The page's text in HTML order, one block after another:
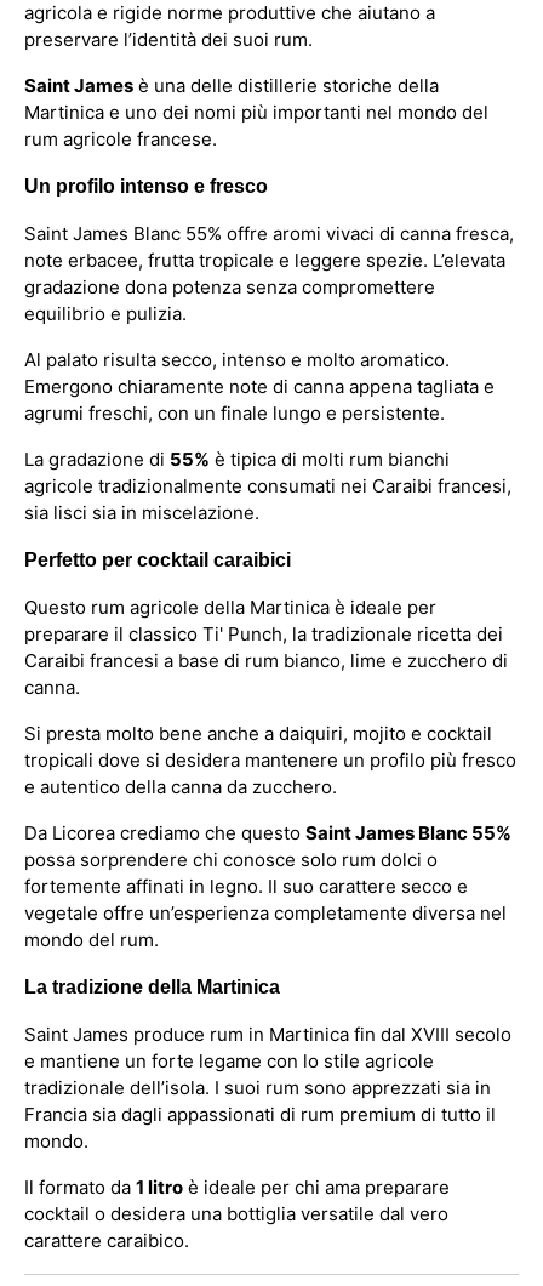
agricola e rigide norme produttive che aiutano a
preservare l’identità dei suoi rum.
Saint James è una delle distillerie storiche della
Martinica e uno dei nomi più importanti nel mondo del
rum agricole francese.
Un profilo intenso e fresco
Saint James Blanc 55% offre aromi vivaci di canna fresca,
note erbacee, frutta tropicale e leggere spezie. L’elevata
gradazione dona potenza senza compromettere
equilibrio e pulizia.
Al palato risulta secco, intenso e molto aromatico.
Emergono chiaramente note di canna appena tagliata e
agrumi freschi, con un finale lungo e persistente.
La gradazione di 55% è tipica di molti rum bianchi
agricole tradizionalmente consumati nei Caraibi francesi,
sia lisci sia in miscelazione.
Perfetto per cocktail caraibici
Questo rum agricole della Martinica è ideale per
preparare il classico Ti' Punch, la tradizionale ricetta dei
Caraibi francesi a base di rum bianco, lime e zucchero di
canna.
Si presta molto bene anche a daiquiri, mojito e cocktail
tropicali dove si desidera mantenere un profilo più fresco
e autentico della canna da zucchero.
Da Licorea crediamo che questo Saint James Blanc 55%
possa sorprendere chi conosce solo rum dolci o
fortemente affinati in legno. Il suo carattere secco e
vegetale offre un’esperienza completamente diversa nel
mondo del rum.
La tradizione della Martinica
Saint James produce rum in Martinica fin dal XVIII secolo
e mantiene un forte legame con lo stile agricole
tradizionale dell’isola. I suoi rum sono apprezzati sia in
Francia sia dagli appassionati di rum premium di tutto il
mondo.
Il formato da 1 litro è ideale per chi ama preparare
cocktail o desidera una bottiglia versatile dal vero
carattere caraibico.